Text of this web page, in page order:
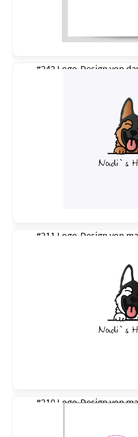
#242 Logo-Design von
#211 Logo-Design von
#210 Logo-Design von